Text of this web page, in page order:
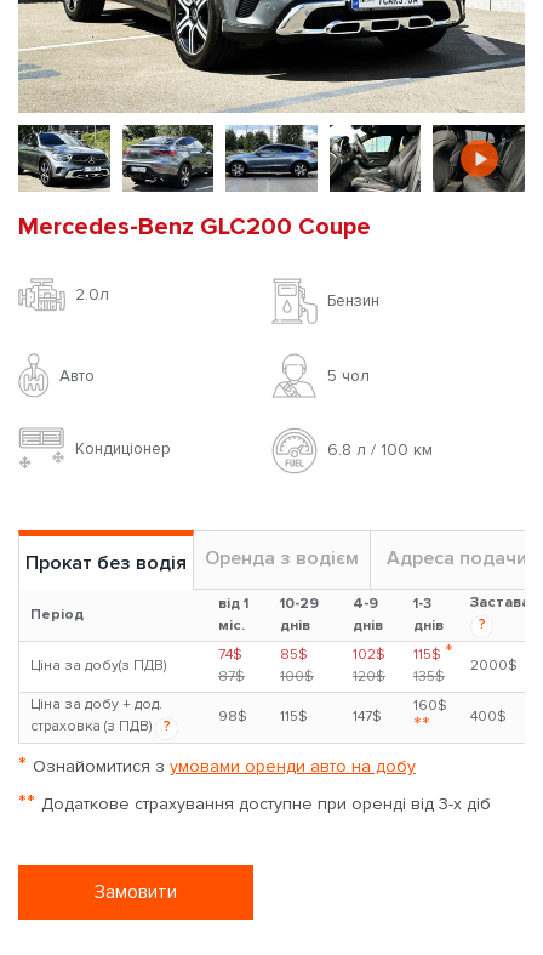
Mercedes-Benz GLC200 Coupe
2.0л Бензин
Авто 5 чoл
Кондиціонер 6.8 л / 100 км
Прокат без водія Оренда з водієм Адреса подачи
Період
від 1
міс.
10-29
днів
4-9
днів
1-3
днів
Застава
?
Ціна за добу(з ПДВ)
74$
87$
85$
100$
102$
120$
115$ *
135$
2000$
Ціна за добу + дод.
страховка (з ПДВ)
?
98$ 115$ 147$
160$
** 400$
* Ознайомитися з умовами оренди авто на добу
** Додаткове страхування доступне при оренді від 3-х діб
Замовити